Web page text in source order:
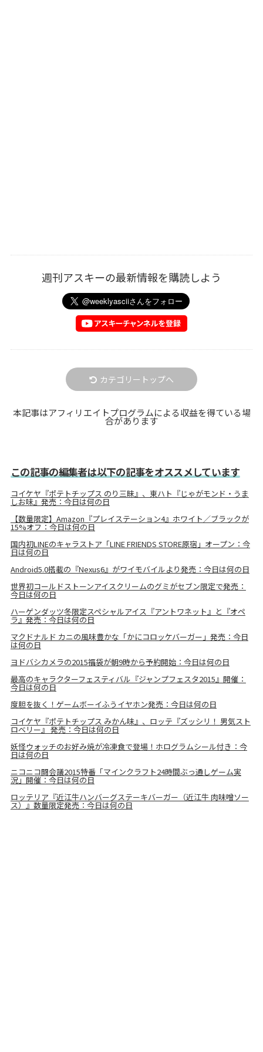
週刊アスキーの最新情報を購読しよう
カテゴリートップへ
本記事はアフィリエイトプログラムによる収益を得ている場
合があります
この記事の編集者は以下の記事をオススメしています
コイケヤ『ポテトチップス のり三昧』、東ハト『じゃがモンド・うま
しお味』発売：今日は何の日
【数量限定】Amazon『プレイステーション4』ホワイト／ブラックが
15%オフ：今日は何の日
国内初LINEのキャラストア「LINE FRIENDS STORE原宿」オープン：今
日は何の日
Android5.0搭載の『Nexus6』がワイモバイルより発売：今日は何の日
世界初コールドストーンアイスクリームのグミがセブン限定で発売：
今日は何の日
ハーゲンダッツ冬限定スペシャルアイス『アントワネット』と『オペ
ラ』発売：今日は何の日
マクドナルド カニの風味豊かな「かにコロッケバーガー」発売：今日
は何の日
ヨドバシカメラの2015福袋が朝9時から予約開始：今日は何の日
最高のキャラクターフェスティバル『ジャンプフェスタ2015』開催：
今日は何の日
度胆を抜く！ゲームボーイふうイヤホン発売：今日は何の日
コイケヤ『ポテトチップス みかん味』、ロッテ『ズッシリ！ 男気スト
ロベリー』 発売：今日は何の日
妖怪ウォッチのお好み焼が冷凍食で登場！ホログラムシール付き：今
日は何の日
ニコニコ闘会議2015特番「マインクラフト24時間ぶっ通しゲーム実
況」開催：今日は何の日
ロッテリア『近江牛ハンバーグステーキバーガー（近江牛 肉味噌ソー
ス）』数量限定発売：今日は何の日